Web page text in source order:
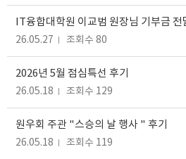
IT융합대학원 이교범 원장님 기부금 전
26.05.27 조회수 80
2026년 5월 점심특선 후기
26.05.18 조회수 129
원우회 주관 "스승의 날 행사 " 후기
26.05.18 조회수 119